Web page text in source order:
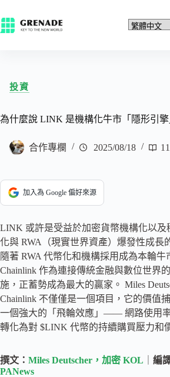
投資
為什麼說 LINK 是機構化牛市「隱形引擎
合作專欄 2025/08/18
加入為 Google 偏好來源
LINK 或許是受益於加密貨幣機構化以及
化與 RWA（現實世界資產）爆發性成長
隨著 RWA 代幣化和機構採用成為本輪牛
Chainlink 作為連接傳統金融與數位世界
施，正蓄勢成為最大的贏家。 Miles
Chainlink 不僅僅是一個項目，它的價值
一個強大的「飛輪效應」—— 網路使用
轉化為對 $LINK 代幣的持續購買壓力和
撰文： Miles Deutscher，加密 KOL 編
PANews